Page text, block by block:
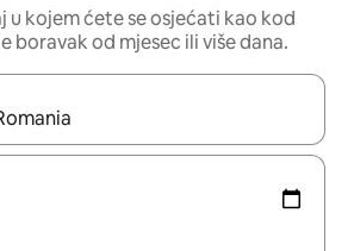
u kojem ćete se osjećati kao kod
boravak od mjesec ili više dana.
rezultati, moći ćete ih pregledati